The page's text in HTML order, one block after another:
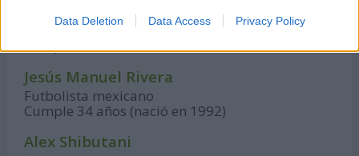
Data Deletion Data Access Privacy Policy
Pavel Kadeřábek
Futbolista checo
Jesús Manuel Rivera
Futbolista mexicano
Cumple 34 años (nació en 1992)
Alex Shibutani